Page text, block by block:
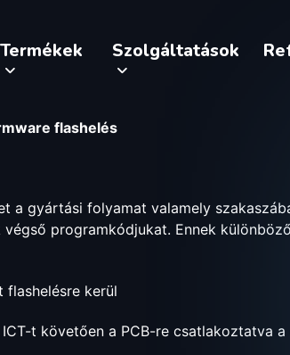
Termékek Szolgáltatások
flashelés
a gyártási folyamat valamely
programkódjukat. Ennek különböző
kerül
t követően a PCB-re csatlakoztatva